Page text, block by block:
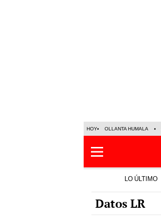
HOY OLLANTA HUMALA
LO ÚLTIMO
Datos LR